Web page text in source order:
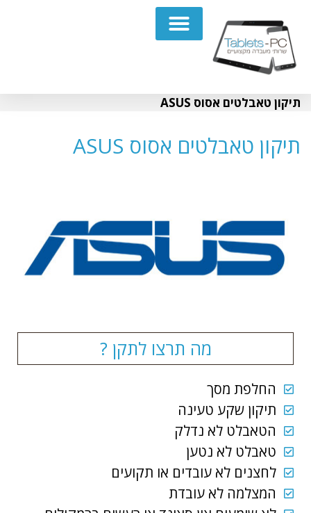
תיקון טאבלטים אסוס ASUS
תיקון טאבלטים אסוס ASUS
מה תרצו לתקן ?
החלפת מסך
תיקון שקע טעינה
הטאבלט לא נדלק
טאבלט לא נטען
לחצנים לא עובדים או תקועים
המצלמה לא עובדת